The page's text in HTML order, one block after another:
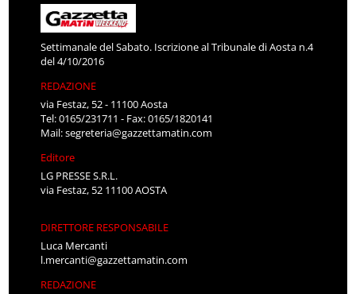
Settimanale del Sabato. Iscrizione al Tribunale di Aosta n.4
del 4/10/2016
REDAZIONE
via Festaz, 52 - 11100 Aosta
Tel: 0165/231711 - Fax: 0165/1820141
Mail:segreteria@gazzettamatin.com
Editore
LG PRESSE S.R.L.
via Festaz, 52 11100 AOSTA
DIRETTORE RESPONSABILE
Luca Mercanti
l.mercanti@gazzettamatin.com
REDAZIONE